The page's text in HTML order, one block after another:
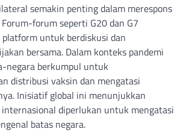
semakin penting dalam merespons
forum seperti G20 dan G7
platform untuk berdiskusi dan
bersama. Dalam konteks pandemi
negara berkumpul untuk
distribusi vaksin dan mengatasi
Inisiatif global ini menunjukkan
diperlukan untuk mengatasi
batas negara.